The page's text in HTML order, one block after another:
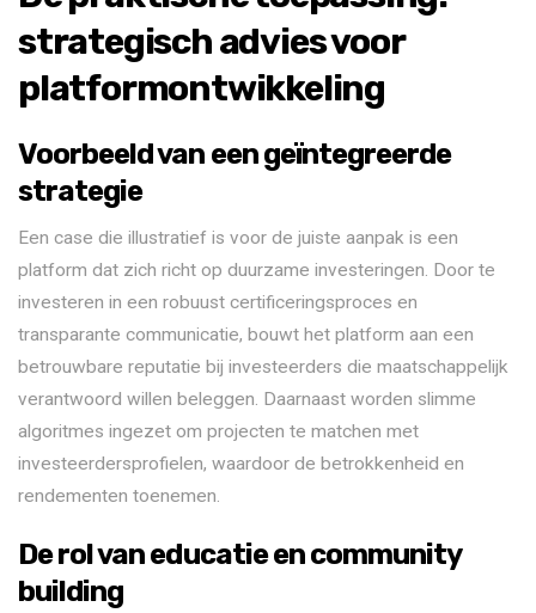
strategisch advies voor
platformontwikkeling
Voorbeeld van een geïntegreerde
strategie
Een case die illustratief is voor de juiste aanpak is een
platform dat zich richt op duurzame investeringen. Door te
investeren in een robuust certificeringsproces en
transparante communicatie, bouwt het platform aan een
betrouwbare reputatie bij investeerders die maatschappelijk
verantwoord willen beleggen. Daarnaast worden slimme
algoritmes ingezet om projecten te matchen met
investeerdersprofielen, waardoor de betrokkenheid en
rendementen toenemen.
De rol van educatie en community
building